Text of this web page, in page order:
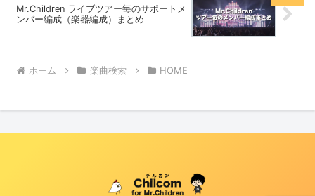
Mr.Children ライブツアー毎のサポートメ
ンバー編成（楽器編成）まとめ
ホーム 楽曲検索 HOME